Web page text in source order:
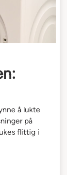
å lukte
på
flittig i